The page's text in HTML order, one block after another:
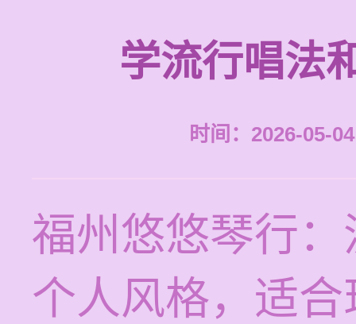
学流行唱法
时间：2026-05-
福州悠悠琴行
个人风格，适